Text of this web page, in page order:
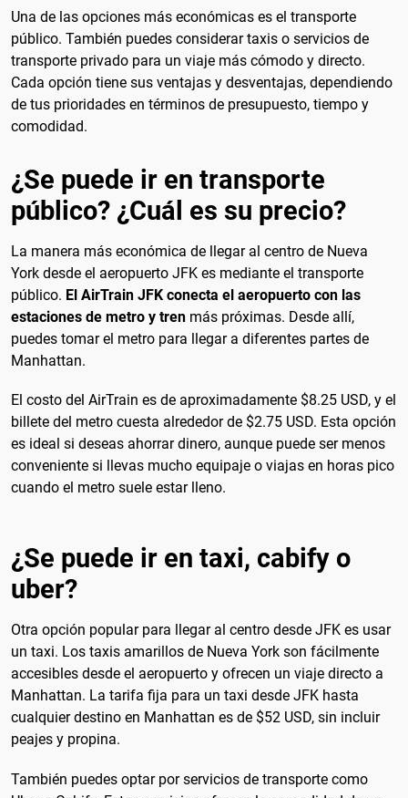
Una de las opciones más económicas es el transporte
público. También puedes considerar taxis o servicios de
transporte privado para un viaje más cómodo y directo.
Cada opción tiene sus ventajas y desventajas, dependiendo
de tus prioridades en términos de presupuesto, tiempo y
comodidad.
¿Se puede ir en transporte
público? ¿Cuál es su precio?
La manera más económica de llegar al centro de Nueva
York desde el aeropuerto JFK es mediante el transporte
público. El AirTrain JFK conecta el aeropuerto con las
estaciones de metro y tren más próximas. Desde allí,
puedes tomar el metro para llegar a diferentes partes de
Manhattan.
El costo del AirTrain es de aproximadamente $8.25 USD, y el
billete del metro cuesta alrededor de $2.75 USD. Esta opción
es ideal si deseas ahorrar dinero, aunque puede ser menos
conveniente si llevas mucho equipaje o viajas en horas pico
cuando el metro suele estar lleno.
¿Se puede ir en taxi, cabify o
uber?
Otra opción popular para llegar al centro desde JFK es usar
un taxi. Los taxis amarillos de Nueva York son fácilmente
accesibles desde el aeropuerto y ofrecen un viaje directo a
Manhattan. La tarifa fija para un taxi desde JFK hasta
cualquier destino en Manhattan es de $52 USD, sin incluir
peajes y propina.
También puedes optar por servicios de transporte como